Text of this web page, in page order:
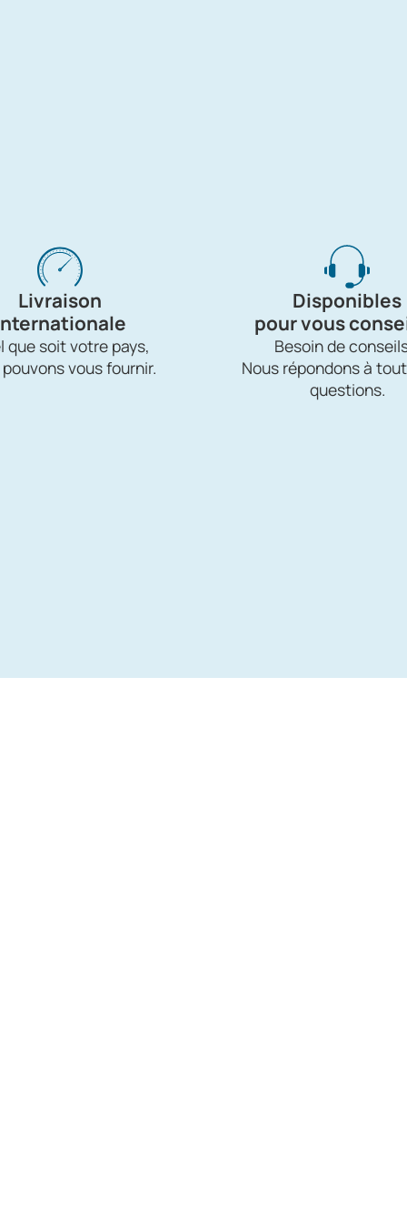
Livraison
que soit votre pays,
vous fournir.
Disponibles
pour vous
Besoin de
Nous répondons à
questions.